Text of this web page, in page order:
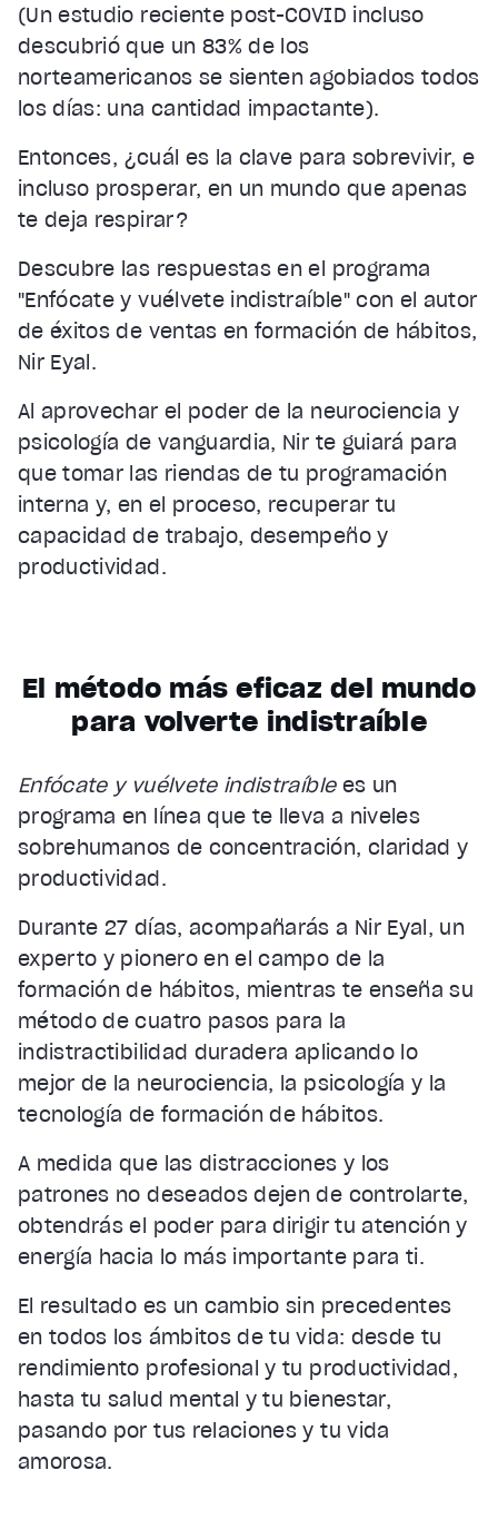
(Un estudio reciente post-COVID incluso
descubrió que un 83% de los
norteamericanos se sienten agobiados todos
los días: una cantidad impactante).
Entonces, ¿cuál es la clave para sobrevivir, e
incluso prosperar, en un mundo que apenas
te deja respirar?
Descubre las respuestas en el programa
"Enfócate y vuélvete indistraíble" con el autor
de éxitos de ventas en formación de hábitos,
Nir Eyal.
Al aprovechar el poder de la neurociencia y
psicología de vanguardia, Nir te guiará para
que tomar las riendas de tu programación
interna y, en el proceso, recuperar tu
capacidad de trabajo, desempeño y
productividad.
El método más eficaz del mundo
para volverte indistraíble
Enfócate y vuélvete indistraíblees un
programa en línea que te lleva a niveles
sobrehumanos de concentración, claridad y
productividad.
Durante 27 días, acompañarás a Nir Eyal, un
experto y pionero en el campo de la
formación de hábitos, mientras te enseña su
método de cuatro pasos para la
indistractibilidad duradera aplicando lo
mejor de la neurociencia, la psicología y la
tecnología de formación de hábitos.
A medida que las distracciones y los
patrones no deseados dejen de controlarte,
obtendrás el poder para dirigir tu atención y
energía hacia lo más importante para ti.
El resultado es un cambio sin precedentes
en todos los ámbitos de tu vida: desde tu
rendimiento profesional y tu productividad,
hasta tu salud mental y tu bienestar,
pasando por tus relaciones y tu vida
amorosa.